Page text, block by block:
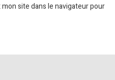
site dans le navigateur pour